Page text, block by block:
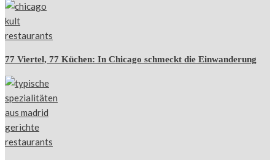
77 Viertel, 77 Küchen: In Chicago schmeckt die Einwanderung